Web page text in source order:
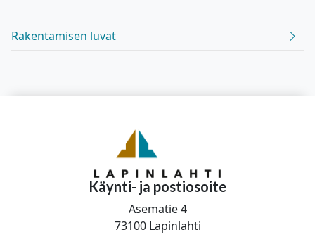
Rakentamisen luvat
Käynti- ja postiosoite
Asematie 4
73100 Lapinlahti